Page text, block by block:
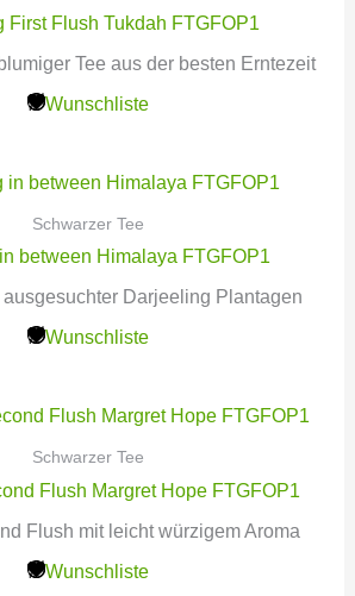
First Flush Tukdah FTGFOP1
Tee aus der besten Erntezeit
Wunschliste
Schwarzer Tee
between Himalaya FTGFOP1
Darjeeling Plantagen
Wunschliste
Schwarzer Tee
Flush Margret Hope FTGFOP1
Flush mit leicht würzigem Aroma
Wunschliste